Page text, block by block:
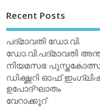
Recent Posts
പദ്മാവതി ഡോ.വി.
ഡോ.വി.പദ്മാവതി
നിയമസഭ
ഡിക്ഷ്ണറി ഓഫ്
ഉപോദ്ഘാതം
വേറാക്കൂറ്